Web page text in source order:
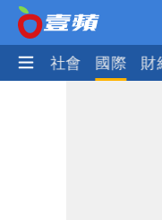
政治 社會 國際 財
影曝 網驚
「小英男